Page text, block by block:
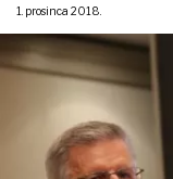
1. prosinca 2018.